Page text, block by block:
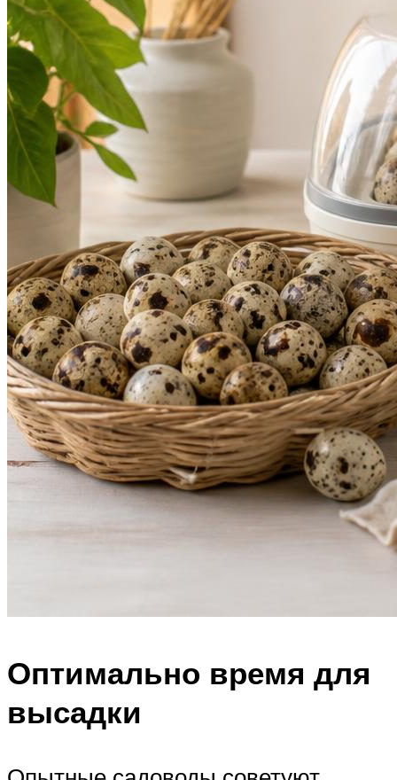
Оптимально время для
высадки